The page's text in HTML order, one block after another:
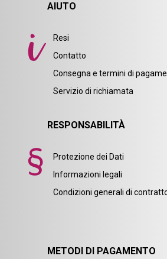
AIUTO
Resi
Contatto
Consegna e termini di
Servizio di richiamata
RESPONSABILITÀ
Protezione dei Dati
Informazioni legali
Condizioni generali di
METODI DI PAGAMENTO